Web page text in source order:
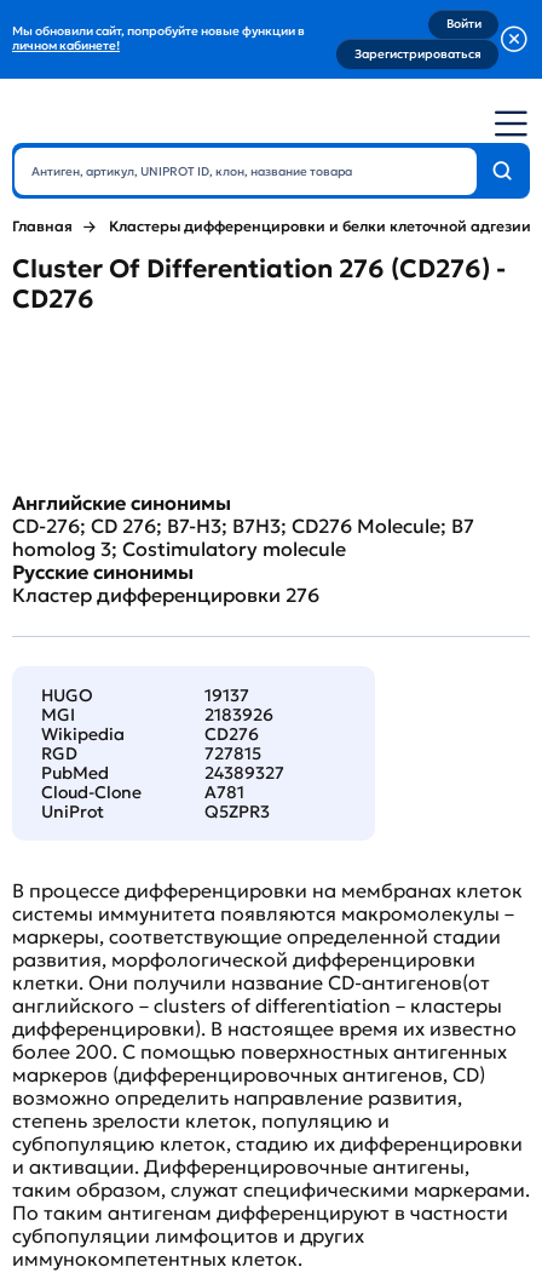
Мы обновили сайт, попробуйте новые функции в
личном кабинете!
Войти
Зарегистрироваться
Главная Кластеры дифференцировки и белки клеточной адгезии
Cluster Of Differentiation 276 (CD276) -
CD276
Английские синонимы
CD-276; CD 276; B7-H3; B7H3; CD276 Molecule; B7
homolog 3; Costimulatory molecule
Русские синонимы
Кластер дифференцировки 276
HUGO
19137
MGI
2183926
Wikipedia
CD276
RGD
727815
PubMed
24389327
Cloud-Clone
A781
UniProt
Q5ZPR3
В процессе дифференцировки на мембранах клеток
системы иммунитета появляются макромолекулы –
маркеры, соответствующие определенной стадии
развития, морфологической дифференцировки
клетки. Они получили название CD-антигенов(от
английского – clusters of differentiation – кластеры
дифференцировки). В настоящее время их известно
более 200. С помощью поверхностных антигенных
маркеров (дифференцировочных антигенов, CD)
возможно определить направление развития,
степень зрелости клеток, популяцию и
субпопуляцию клеток, стадию их дифференцировки
и активации. Дифференцировочные антигены,
таким образом, служат специфическими маркерами.
По таким антигенам дифференцируют в частности
субпопуляции лимфоцитов и других
иммунокомпетентных клеток.